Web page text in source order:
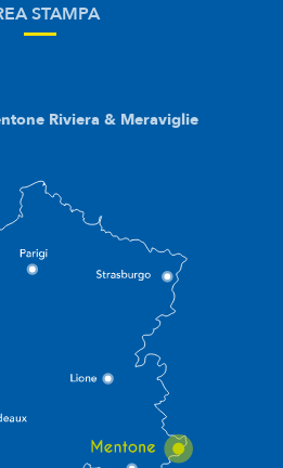
STAMPA
Riviera & Meraviglie